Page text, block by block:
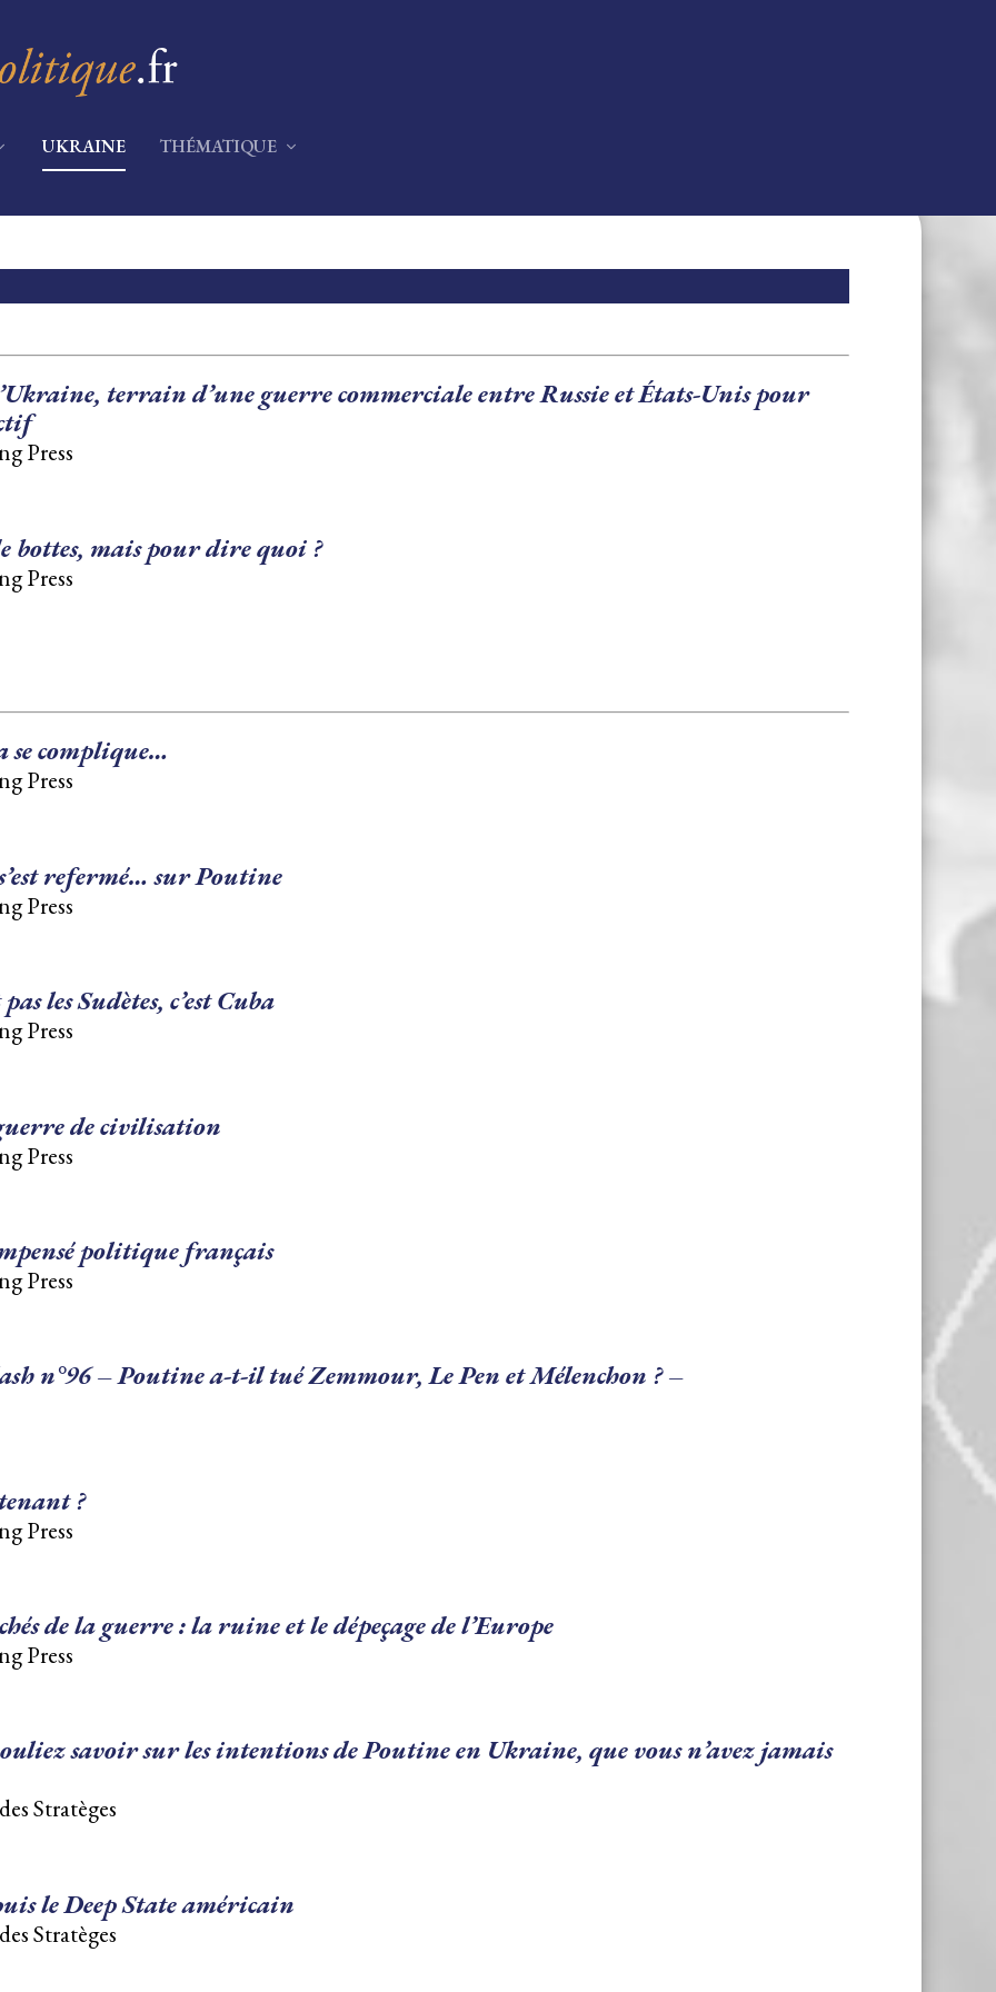
UKRAINE THÉMATIQUE
terrain d’une guerre commerciale entre Russie et États-Unis pour
Press
bottes, mais pour dire quoi ?
Press
se complique…
Press
refermé… sur Poutine
Press
les Sudètes, c’est Cuba
Press
de civilisation
Press
politique français
Press
n°96 – Poutine a-t-il tué Zemmour, Le Pen et Mélenchon ? –
?
Press
de la guerre : la ruine et le dépeçage de l’Europe
Press
savoir sur les intentions de Poutine en Ukraine, que vous n’avez jamais
Stratèges
le Deep State américain
Stratèges